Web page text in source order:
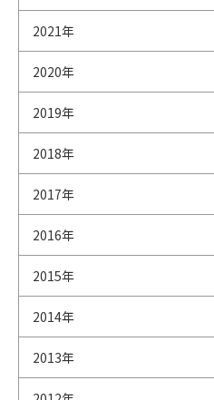
2021年
2020年
2019年
2018年
2017年
2016年
2015年
2014年
2013年